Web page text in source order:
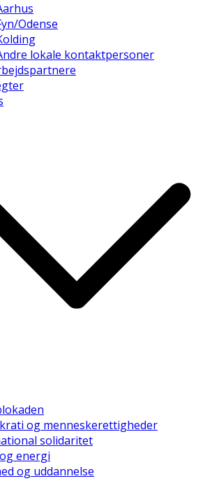
Odense
lokale kontaktpersoner
og menneskerettigheder
solidaritet
energi
og uddannelse